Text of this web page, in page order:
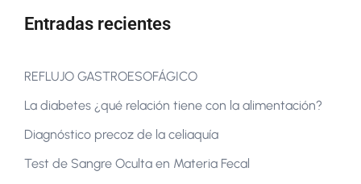
Entradas recientes
REFLUJO GASTROESOFÁGICO
La diabetes ¿qué relación tiene con la alimentación?
Diagnóstico precoz de la celiaquía
Test de Sangre Oculta en Materia Fecal